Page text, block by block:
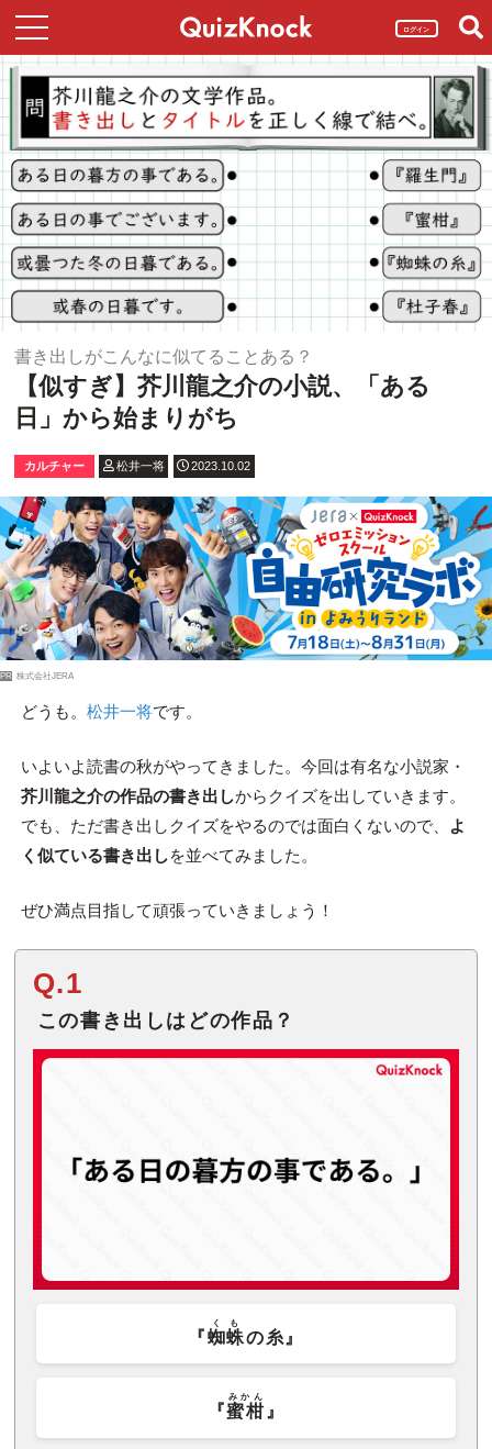
ログイン
書き出しがこんなに似てることある？
【似すぎ】芥川龍之介の小説、「ある
日」から始まりがち
カルチャー 松井一将 2023.10.02
PR 株式会社JERA
どうも。 松井一将です。
いよいよ読書の秋がやってきました。今回は有名な小説家・
芥川龍之介の作品の書き出しからクイズを出していきます。
でも、ただ書き出しクイズをやるのでは面白くないので、
よ
く似ている書き出しを並べてみました。
ぜひ満点目指して頑張っていきましょう！
Q.1
この書き出しはどの作品？
『蜘蛛
くも
の糸』
『蜜柑
みかん
』